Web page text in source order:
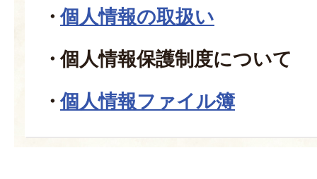
個人情報の取扱い
個人情報保護制度について
個人情報ファイル簿